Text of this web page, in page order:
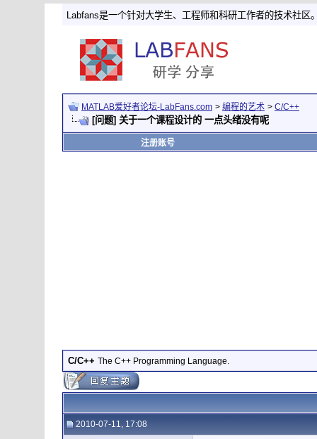
Labfans是一个针对大学生、工程师和科研工作者的技术社区
MATLAB爱好者论坛-LabFans.com > 编程的艺术 > C/C++
[问题] 关于一个课程设计的 一点头绪没有呢
注册账号
C/C++ The C++ Programming Language.
2010-07-11, 17:08